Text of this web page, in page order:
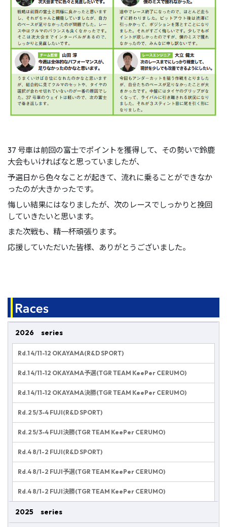
2026 series
Rd.1 4/11-12 OKAYAMA(R&D SPORT)
Rd.1 4/11-12 OKAYAMA予選(TGR TEAM KeePer CERUMO)
Rd.1 4/11-12 OKAYAMA決勝(TGR TEAM KeePer CERUMO)
Rd.2 5/3-4 FUJI(R&D SPORT)
Rd.2 5/3-4 FUJI決勝(TGR TEAM KeePer CERUMO)
Rd.4 8/1-2 FUJI(R&D SPORT)
Rd.4 8/1-2 FUJI予選(TGR TEAM KeePer CERUMO)
Rd.4 8/1-2 FUJI決勝(TGR TEAM KeePer CERUMO)
2025 series
37 号車は前回の富士でポイントを獲得して、その勢いで鈴鹿
大会もいければなと思っていましたが、
予選日から色々なことが起きて、流れに乗ることができなか
ったのが大きかったです。
悔しい結果にはなりましたが、次のレースでしっかりと挽回
していきたいと思います。
また次戦も、精一杯頑張ります。
応援していただいた皆様、ありがとうございました。